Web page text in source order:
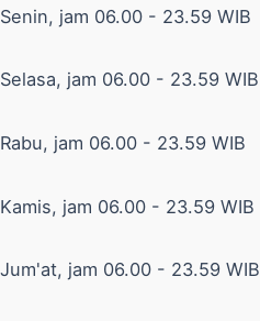
Senin, jam 06.00 - 23.59 WIB
Selasa, jam 06.00 - 23.59 WIB
Rabu, jam 06.00 - 23.59 WIB
Kamis, jam 06.00 - 23.59 WIB
Jum'at, jam 06.00 - 23.59 WIB